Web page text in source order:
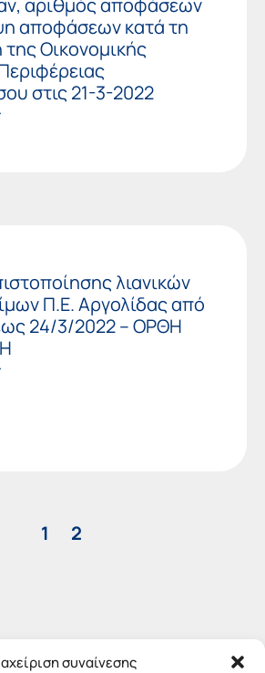
συναίνεσης
αριθμός αποφάσεων
αποφάσεων κατά τη
Οικονομικής
στις 21-3-2022
λιανικών
Π.Ε. Αργολίδας από
24/3/2022 – ΟΡΘΗ
1 2